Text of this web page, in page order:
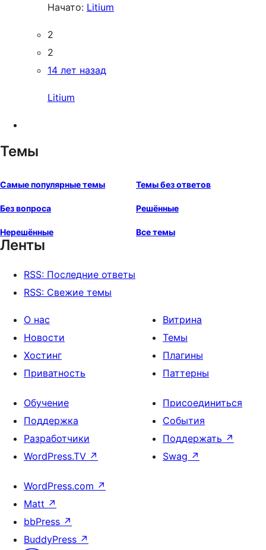
Начато: Litium
2
2
14 лет назад
Litium
Темы
Самые популярные темы Темы без ответов
Без вопроса Решённые
Нерешённые Все темы
Ленты
RSS: Последние ответы
RSS: Свежие темы
О нас
Новости
Хостинг
Приватность
Витрина
Темы
Плагины
Паттерны
Обучение
Поддержка
Разработчики
WordPress.TV ↗
Присоединиться
События
Поддержать ↗
Swag ↗
WordPress.com ↗
Matt ↗
bbPress ↗
BuddyPress ↗